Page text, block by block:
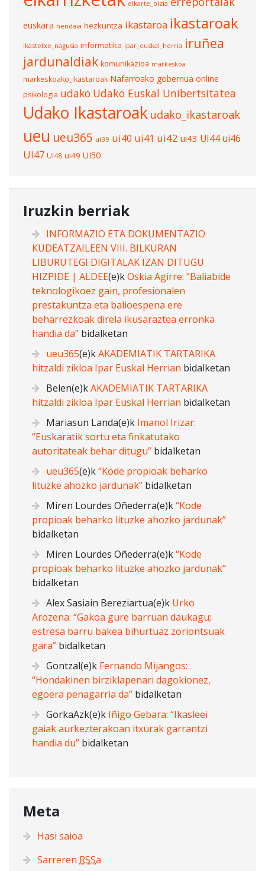
elkarte_bizia
euskara hendaia hezkuntza ikastaroa ikastaroak
ikastetxe_nagusia informatika ipar_euskal_herria iruñea
jardunaldiak komunikazioa markeskoa
markeskoako_ikastaroak Nafarroako gobernua online
psikologia udako Udako Euskal Unibertsitatea
Udako Ikastaroak udako_ikastaroak
ueu ueu365 ui39 ui40 ui41 ui42 ui43 UI44ui46
UI47 UI48 ui49 UI50
Iruzkin berriak
INFORMAZIO ETA DOKUMENTAZIO
KUDEATZAILEEN VIII. BILKURAN
LIBURUTEGI DIGITALAK IZAN DITUGU
HIZPIDE | ALDEE(e)kOskia Agirre: “Baliabide
teknologikoez gain, profesionalen
prestakuntza eta balioespena ere
beharrezkoak direla ikusaraztea erronka
handia da” bidalketan
ueu365(e)kAKADEMIATIK TARTARIKA
hitzaldi zikloa Ipar Euskal Herrian bidalketan
Belen(e)kAKADEMIATIK TARTARIKA
hitzaldi zikloa Ipar Euskal Herrian bidalketan
Mariasun Landa(e)k Imanol Irizar:
“Euskaratik sortu eta finkatutako
autoritateak behar ditugu” bidalketan
ueu365(e)k“Kode propioak beharko
lituzke ahozko jardunak” bidalketan
Miren Lourdes Oñederra(e)k“Kode
propioak beharko lituzke ahozko jardunak”
bidalketan
Miren Lourdes Oñederra(e)k“Kode
propioak beharko lituzke ahozko jardunak”
bidalketan
Alex Sasiain Bereziartua(e)k Urko
Arozena: “Gakoa gure barruan daukagu;
estresa barru bakea bihurtuaz zoriontsuak
gara” bidalketan
Gontzal(e)k Fernando Mijangos:
“Hondakinen birziklapenari dagokionez,
egoera penagarria da” bidalketan
GorkaAzk(e)k Iñigo Gebara: “Ikasleei
gaiak aurkezterakoan itxurak garrantzi
handia du” bidalketan
Meta
Hasi saioa
Sarreren RSSa